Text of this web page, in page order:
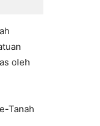
oleh
Tanah